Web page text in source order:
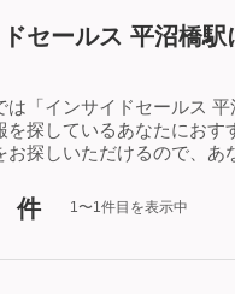
セールス 平沼橋
は「インサイドセールス
を探しているあなたにお
お探しいただけるので、
件 1〜1件目を表示中